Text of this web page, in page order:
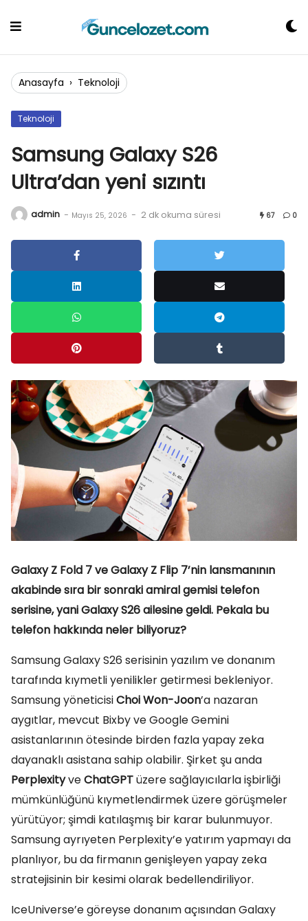
Anasayfa › Teknoloji
Teknoloji
Samsung Galaxy S26
Ultra’dan yeni sızıntı
admin - Mayıs 25, 2026 - 2 dk okuma süresi 67 0
Galaxy Z Fold 7 ve Galaxy Z Flip 7’nin lansmanının
akabinde sıra bir sonraki amiral gemisi telefon
serisine, yani Galaxy S26 ailesine geldi. Pekala bu
telefon hakkında neler biliyoruz?
Samsung Galaxy S26 serisinin yazılım ve donanım
tarafında kıymetli yenilikler getirmesi bekleniyor.
Samsung yöneticisiChoi Won-Joon’a nazaran
aygıtlar, mevcut Bixby ve Google Gemini
asistanlarının ötesinde birden fazla yapay zeka
dayanaklı asistana sahip olabilir. Şirket şu anda
PerplexityveChatGPTüzere sağlayıcılarla işbirliği
mümkünlüğünü kıymetlendirmek üzere görüşmeler
yürütüyor; şimdi katılaşmış bir karar bulunmuyor.
Samsung ayrıyeten Perplexity’e yatırım yapmayı da
planlıyor, bu da firmanın genişleyen yapay zeka
stratejisinin bir kesimi olarak bedellendiriliyor.
IceUniverse’e göreyse donanım açısından Galaxy